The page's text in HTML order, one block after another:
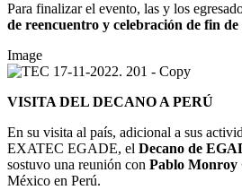
Para finalizar el evento, las y los
de reencuentro y celebración de fin de
Image
VISITA DEL DECANO A PERÚ
En su visita al país, adicional a sus
EXATEC EGADE, el Decano de
sostuvo una reunión con Pablo Monroy
México en Perú.